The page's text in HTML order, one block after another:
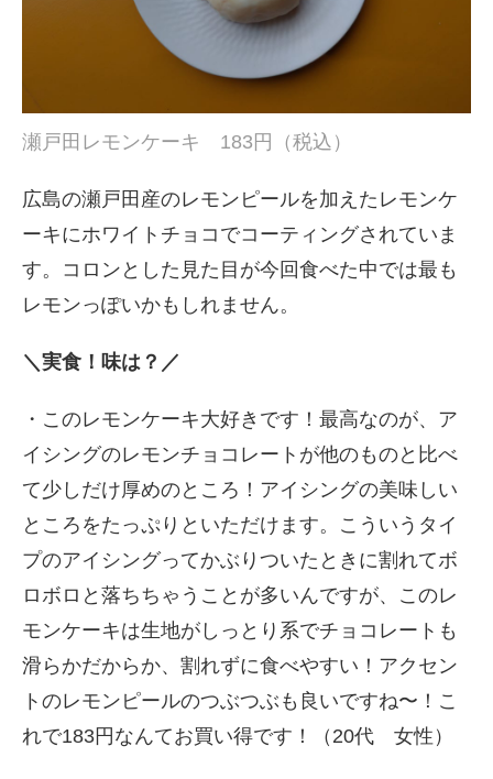
瀬戸田レモンケーキ 183円（税込）
広島の瀬戸田産のレモンピールを加えたレモンケ
ーキにホワイトチョコでコーティングされていま
す。コロンとした見た目が今回食べた中では最も
レモンっぽいかもしれません。
＼実食！味は？／
・このレモンケーキ大好きです！最高なのが、ア
イシングのレモンチョコレートが他のものと比べ
て少しだけ厚めのところ！アイシングの美味しい
ところをたっぷりといただけます。こういうタイ
プのアイシングってかぶりついたときに割れてボ
ロボロと落ちちゃうことが多いんですが、このレ
モンケーキは生地がしっとり系でチョコレートも
滑らかだからか、割れずに食べやすい！アクセン
トのレモンピールのつぶつぶも良いですね〜！こ
れで183円なんてお買い得です！（20代 女性）